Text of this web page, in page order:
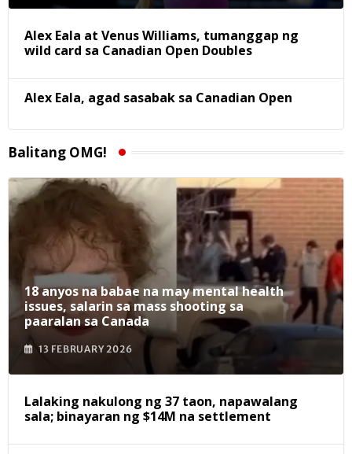
Alex Eala at Venus Williams, tumanggap ng
wild card sa Canadian Open Doubles
Alex Eala, agad sasabak sa Canadian Open
Balitang OMG!
18 anyos na babae na may mental health
issues, salarin sa mass shooting sa
paaralan sa Canada
13 FEBRUARY 2026
Lalaking nakulong ng 37 taon, napawalang
sala; binayaran ng $14M na settlement